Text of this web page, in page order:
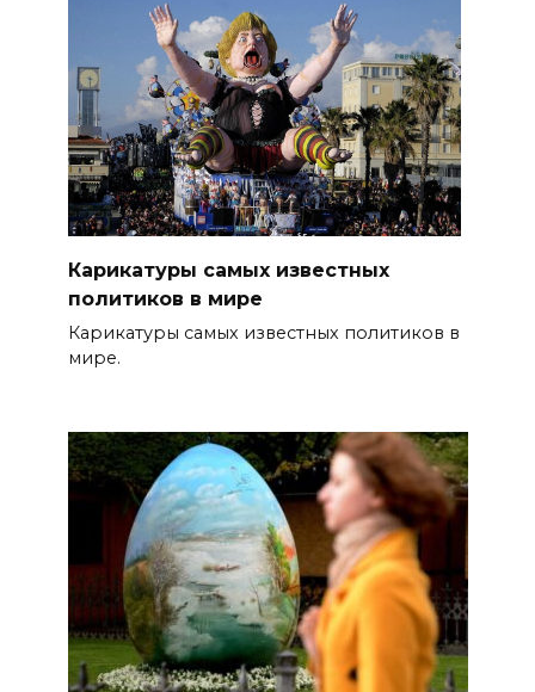
Карикатуры самых известных
политиков в мире
Карикатуры самых известных политиков в
мире.